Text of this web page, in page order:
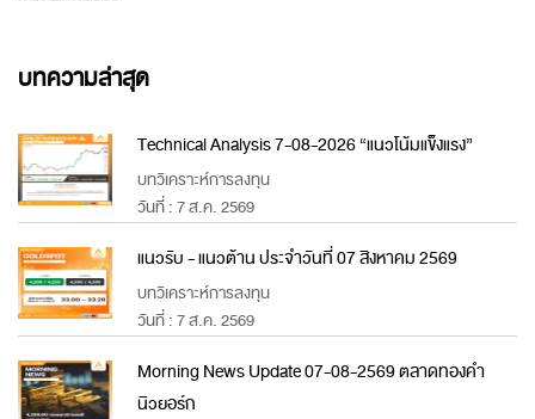
บทความล่าสุด
Technical Analysis 7-08-2026 “แนวโน้มแข็งแรง”
บทวิเคราะห์การลงทุน
วันที่ : 7 ส.ค. 2569
แนวรับ - แนวต้าน ประจำวันที่ 07 สิงหาคม 2569
บทวิเคราะห์การลงทุน
วันที่ : 7 ส.ค. 2569
Morning News Update 07-08-2569 ตลาดทองคำ
นิวยอร์ก